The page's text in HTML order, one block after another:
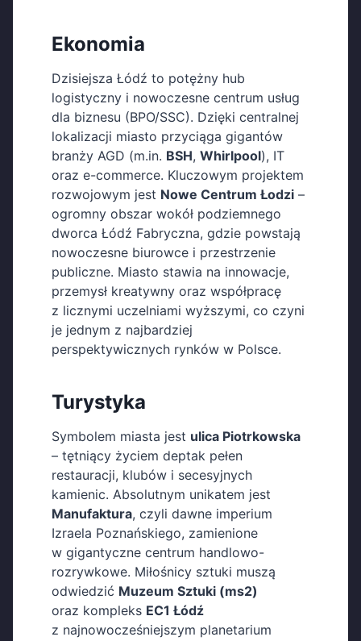
Ekonomia
Dzisiejsza Łódź to potężny hub
logistyczny i nowoczesne centrum usług
dla biznesu (BPO/SSC). Dzięki centralnej
lokalizacji miasto przyciąga gigantów
branży AGD (m.in. BSH, Whirlpool), IT
oraz e-commerce. Kluczowym projektem
rozwojowym jest Nowe Centrum Łodzi –
ogromny obszar wokół podziemnego
dworca Łódź Fabryczna, gdzie powstają
nowoczesne biurowce i przestrzenie
publiczne. Miasto stawia na innowacje,
przemysł kreatywny oraz współpracę
z licznymi uczelniami wyższymi, co czyni
je jednym z najbardziej
perspektywicznych rynków w Polsce.
Turystyka
Symbolem miasta jest ulica Piotrkowska
– tętniący życiem deptak pełen
restauracji, klubów i secesyjnych
kamienic. Absolutnym unikatem jest
Manufaktura, czyli dawne imperium
Izraela Poznańskiego, zamienione
w gigantyczne centrum handlowo-
rozrywkowe. Miłośnicy sztuki muszą
odwiedzić Muzeum Sztuki (ms2)
oraz kompleks EC1 Łódź
z najnowocześniejszym planetarium